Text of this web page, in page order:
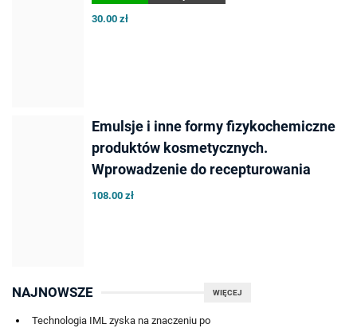
30.00 zł
Emulsje i inne formy fizykochemiczne
produktów kosmetycznych.
Wprowadzenie do recepturowania
108.00 zł
WIĘCEJ
NAJNOWSZE
Technologia IML zyska na znaczeniu po